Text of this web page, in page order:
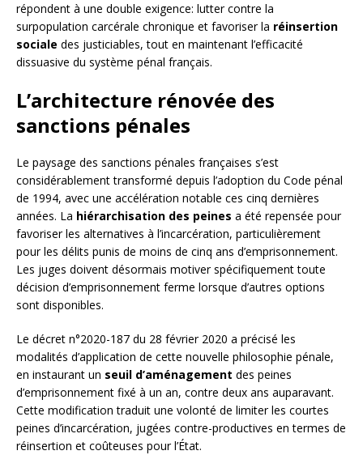
répondent à une double exigence: lutter contre la
surpopulation carcérale chronique et favoriser la réinsertion
sociale des justiciables, tout en maintenant l’efficacité
dissuasive du système pénal français.
L’architecture rénovée des
sanctions pénales
Le paysage des sanctions pénales françaises s’est
considérablement transformé depuis l’adoption du Code pénal
de 1994, avec une accélération notable ces cinq dernières
années. La hiérarchisation des peines a été repensée pour
favoriser les alternatives à l’incarcération, particulièrement
pour les délits punis de moins de cinq ans d’emprisonnement.
Les juges doivent désormais motiver spécifiquement toute
décision d’emprisonnement ferme lorsque d’autres options
sont disponibles.
Le décret n°2020-187 du 28 février 2020 a précisé les
modalités d’application de cette nouvelle philosophie pénale,
en instaurant un seuil d’aménagement des peines
d’emprisonnement fixé à un an, contre deux ans auparavant.
Cette modification traduit une volonté de limiter les courtes
peines d’incarcération, jugées contre-productives en termes de
réinsertion et coûteuses pour l’État.